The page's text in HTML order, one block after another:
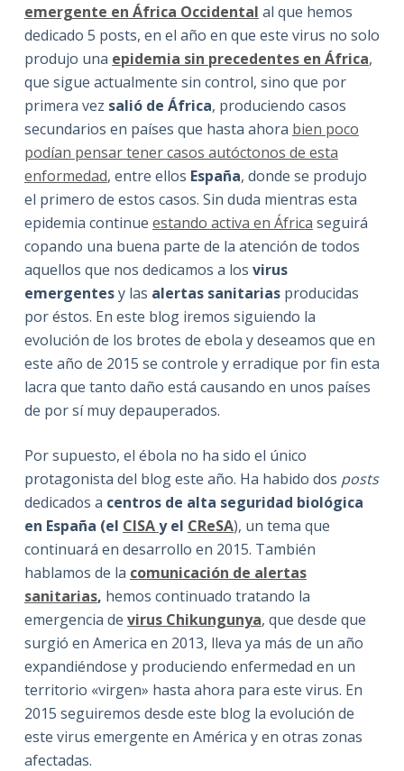
emergente en África Occidental al que hemos
dedicado 5 posts, en el año en que este virus no solo
produjo una epidemia sin precedentes en África,
que sigue actualmente sin control, sino que por
primera vez salió de África, produciendo casos
secundarios en países que hasta ahora bien poco
podían pensar tener casos autóctonos de esta
enformedad, entre ellos España, donde se produjo
el primero de estos casos. Sin duda mientras esta
epidemia continue estando activa en África seguirá
copando una buena parte de la atención de todos
aquellos que nos dedicamos a los virus
emergentesy las alertas sanitariasproducidas
por éstos. En este blog iremos siguiendo la
evolución de los brotes de ebola y deseamos que en
este año de 2015 se controle y erradique por fin esta
lacra que tanto daño está causando en unos países
de por sí muy depauperados.
Por supuesto, el ébola no ha sido el único
protagonista del blog este año. Ha habido dos posts
dedicados a centros de alta seguridad biológica
en España (el CISAy el CReSA), un tema que
continuará en desarrollo en 2015. También
hablamos de la comunicación de alertas
sanitarias, hemos continuado tratando la
emergencia de virus Chikungunya, que desde que
surgió en America en 2013, lleva ya más de un año
expandiéndose y produciendo enfermedad en un
territorio «virgen» hasta ahora para este virus. En
2015 seguiremos desde este blog la evolución de
este virus emergente en América y en otras zonas
afectadas.